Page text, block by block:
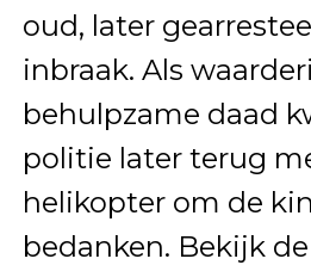
oud, later
inbraak. Als
behulpzame daad
politie later terug
helikopter om de
bedanken. Bekijk